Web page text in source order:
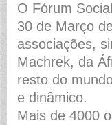
O Fórum
30 de Março
associações,
Machrek, da
resto do
e dinâmico.
Mais de 4000